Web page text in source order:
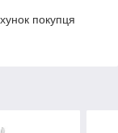
покупця